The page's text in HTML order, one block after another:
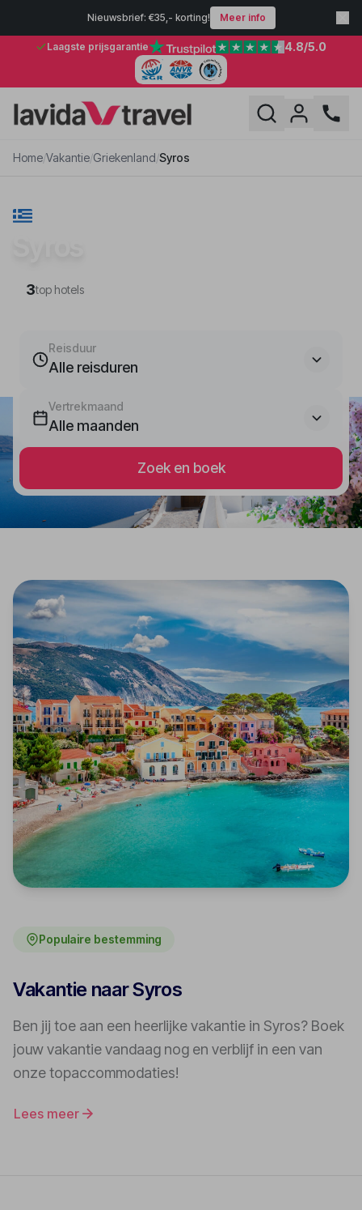
Nieuwsbrief: €35,- korting! Meer info
Laagste prijsgarantie 4.8/5.0
Home/Vakantie/Griekenland/Syros
3top hotels
Reisduur
Alle reisduren
Vertrekmaand
Alle maanden
Zoek en boek
Populaire bestemming
Vakantie naar Syros
Ben jij toe aan een heerlijke vakantie in Syros? Boek
jouw vakantie vandaag nog en verblijf in een van
onze topaccommodaties!
Lees meer